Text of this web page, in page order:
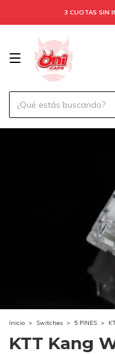
3 CUOTAS SIN
Inicio > Switches > 5 PINES >
KTT Kang